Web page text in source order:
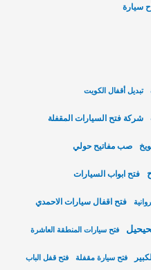
سيارة
تبديل أقفال الكويت
شركة فتح السيارات المقفلة
صب مفاتيح حولي
فتح ابواب السيارات
فتح اقفال سيارات الاحمدي
فتح سيارات المنطقة العاشرة
فتح سيارة مقفلة فتح قفل الباب